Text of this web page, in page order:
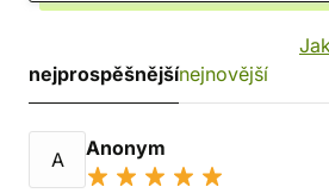
nejprospěšnějšínejnovější
A Anonym